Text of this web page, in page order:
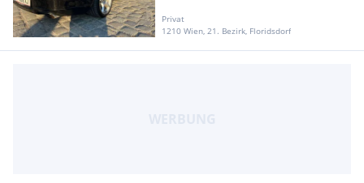
Privat
1210 Wien, 21. Bezirk, Floridsdorf